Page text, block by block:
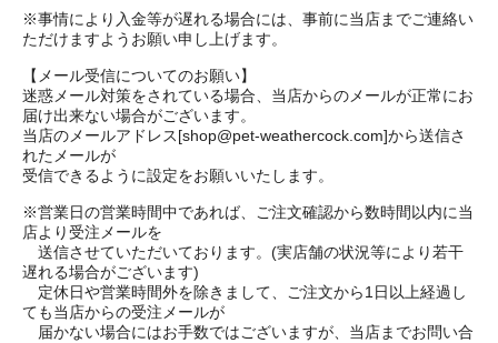
※事情により入金等が遅れる場合には、事前に当店までご連絡い
ただけますようお願い申し上げます。
【メール受信についてのお願い】
迷惑メール対策をされている場合、当店からのメールが正常にお
届け出来ない場合がございます。
当店のメールアドレス[shop@pet-weathercock.com]から送信さ
れたメールが
受信できるように設定をお願いいたします。
※営業日の営業時間中であれば、ご注文確認から数時間以内に当
店より受注メールを
送信させていただいております。(実店舗の状況等により若干
遅れる場合がございます)
定休日や営業時間外を除きまして、ご注文から1日以上経過し
ても当店からの受注メールが
届かない場合にはお手数ではございますが、当店までお問い合